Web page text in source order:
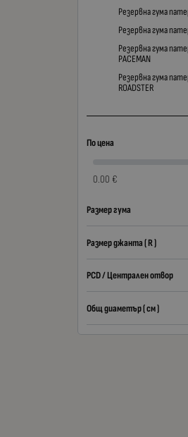
Резервна гума
Резервна гума
Резервна гума
PACEMAN
Резервна гума
ROADSTER
По цена
0.00 €
Размер гума
Размер джанта ( R )
PCD / Централен отвор
Общ диаметър ( см )